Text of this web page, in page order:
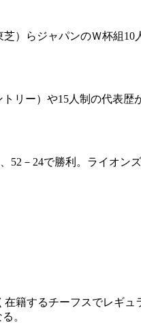
）らジャパンのＷ杯組10
ー）や15人制の代表歴
－24で勝利。ライオン
籍するチーフスでレギュ
。